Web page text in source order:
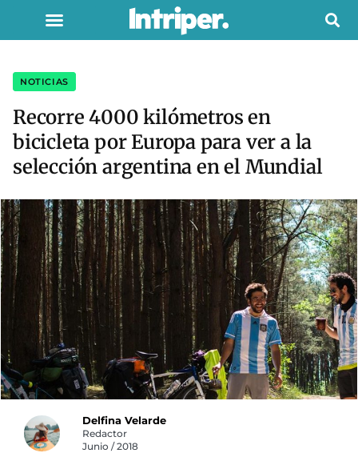
NOTICIAS
Recorre 4000 kilómetros en
bicicleta por Europa para ver a la
selección argentina en el Mundial
Delfina Velarde
Redactor
Junio / 2018